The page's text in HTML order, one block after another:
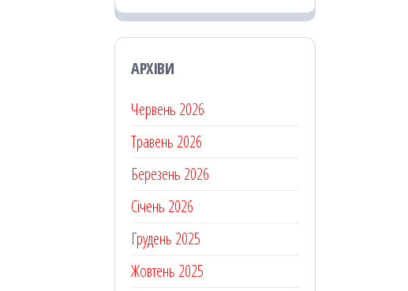
АРХІВИ
Червень 2026
Травень 2026
Березень 2026
Січень 2026
Грудень 2025
Жовтень 2025